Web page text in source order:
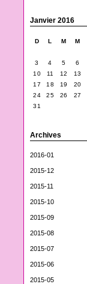
Janvier 2016
D L M M
3
4 5 6
10
11 12 13
17
18 19 20
24
25 26 27
31
Archives
2016-01
2015-12
2015-11
2015-10
2015-09
2015-08
2015-07
2015-06
2015-05